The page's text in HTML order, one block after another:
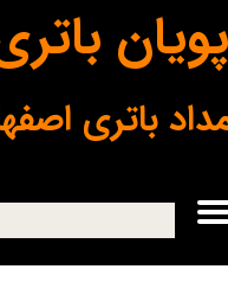
پویان
باتری